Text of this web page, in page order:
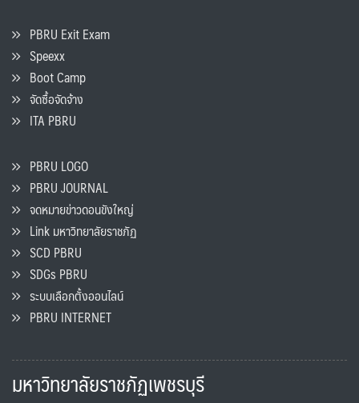
PBRU Exit Exam
Speexx
Boot Camp
จัดซื้อจัดจ้าง
ITA PBRU
PBRU LOGO
PBRU JOURNAL
จดหมายข่าวดอนขังใหญ่
Link มหาวิทยาลัยราชภัฏ
SCD PBRU
SDGs PBRU
ระบบเลือกตั้งออนไลน์
PBRU INTERNET
มหาวิทยาลัยราชภัฏเพชรบุรี